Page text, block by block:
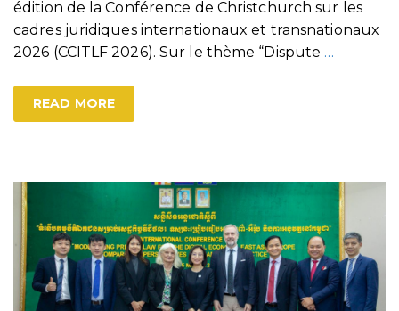
édition de la Conférence de Christchurch sur les
cadres juridiques internationaux et transnationaux
2026 (CCITLF 2026). Sur le thème “Dispute …
READ MORE